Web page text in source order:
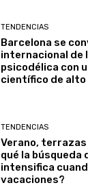
TENDENCIAS
Barcelona se
internacional de
psicodélica con
científico de alto
TENDENCIAS
Verano,
qué la búsqueda
intensifica
vacaciones?